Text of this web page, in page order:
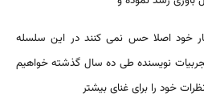
خود اصلا حس نمی کنند در این سلسله
نویسنده طی ده سال گذشته خواهیم
خود را برای غنای بیشتر